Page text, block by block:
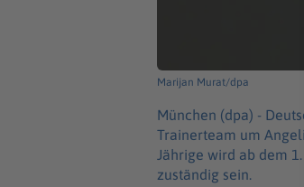
Marijan Murat/dpa
München (dpa) -
Trainerteam um
Jährige wird ab dem
zuständig sein.